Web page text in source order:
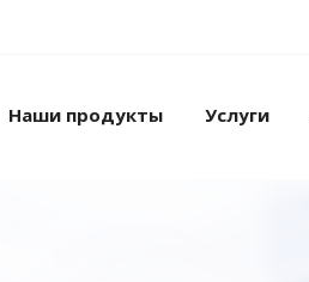
Наши продукты Услуги